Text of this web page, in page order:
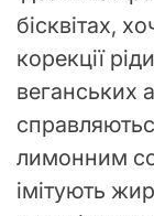
бісквітах,
корекції
веганських
лимонним
імітують